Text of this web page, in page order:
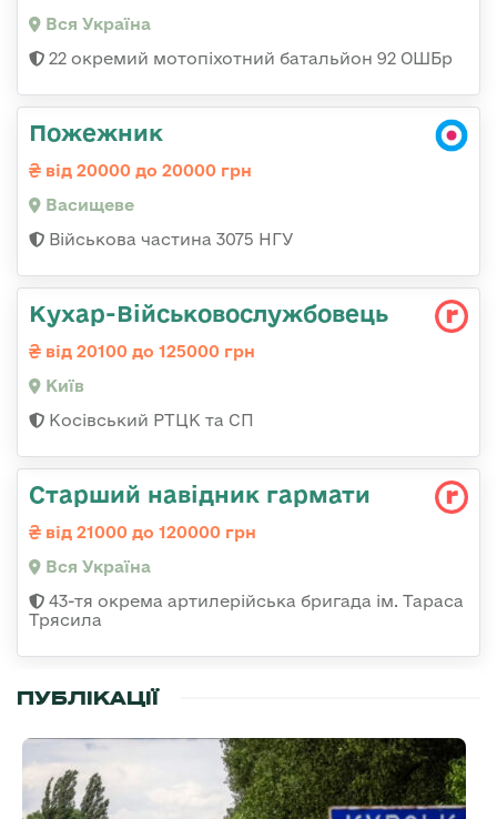
Вся Україна
22 окремий мотопіхотний батальйон 92 ОШБр
Пожежник
від 20000 до 20000 грн
Васищеве
Військова частина 3075 НГУ
Кухар-Військовослужбовець
від 20100 до 125000 грн
Київ
Косівський РТЦК та СП
Старший навідник гармати
від 21000 до 120000 грн
Вся Україна
43-тя окрема артилерійська бригада ім. Тараса
Трясила
ПУБЛІКАЦІЇ